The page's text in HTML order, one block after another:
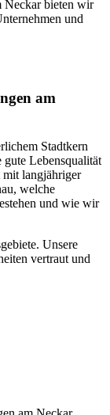
Neckarbieten wir
und
am
Stadtkern
Lebensqualität
mit langjähriger
welche
und wie wir
Unsere
vertraut und